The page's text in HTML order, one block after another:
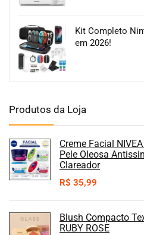
Kit Completo
em 2026!
Produtos da Loja
Creme Facial
Pele Oleosa
Clareador
R$ 35,99
Blush Compacto
RUBY ROSE